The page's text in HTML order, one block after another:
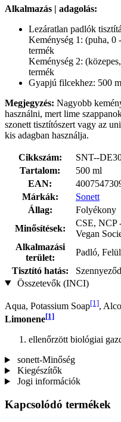
Alkalmazás | adagolás:
Lezáratlan padlók
Keménység 1: (puha, 0
termék
Keménység 2:
termék
Gyapjú filcekhez: 500
Megjegyzés: Nagyobb
használni, mert lime
szonett tisztítószert vagy az
kis adagban használja.
Cikkszám:
SNT--
Tartalom:
500 ml
EAN:
Márkák:
Sonett
Állag:
Folyékony
Minősítések:
CSE,
Vegan
Alkalmazási
terület:
Padló,
Tisztító hatás:
Összetevők (INCI)
Aqua, Potassium Soap[1],
Limonene[1]
ellenőrzött biológiai
sonett-Minőség
Kiegészítők
Jogi információk
Kapcsolódó termékek